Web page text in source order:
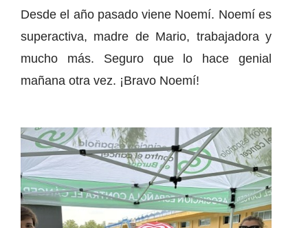
Desde el año pasado viene Noemí. Noemí es
superactiva, madre de Mario, trabajadora y
mucho más. Seguro que lo hace genial
mañana otra vez. ¡Bravo Noemí!